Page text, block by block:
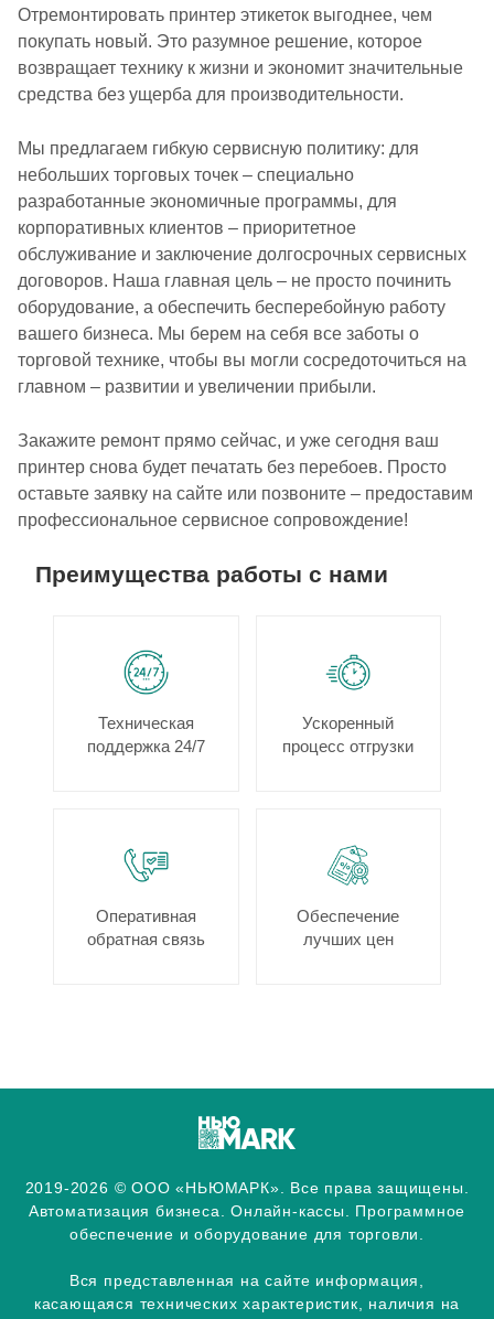
Отремонтировать принтер этикеток выгоднее, чем
покупать новый. Это разумное решение, которое
возвращает технику к жизни и экономит значительные
средства без ущерба для производительности.
Мы предлагаем гибкую сервисную политику: для
небольших торговых точек – специально
разработанные экономичные программы, для
корпоративных клиентов – приоритетное
обслуживание и заключение долгосрочных сервисных
договоров. Наша главная цель – не просто починить
оборудование, а обеспечить бесперебойную работу
вашего бизнеса. Мы берем на себя все заботы о
торговой технике, чтобы вы могли сосредоточиться на
главном – развитии и увеличении прибыли.
Закажите ремонт прямо сейчас, и уже сегодня ваш
принтер снова будет печатать без перебоев. Просто
оставьте заявку на сайте или позвоните – предоставим
профессиональное сервисное сопровождение!
Преимущества работы с нами
Техническая
поддержка 24/7
Ускоренный
процесс отгрузки
Оперативная
обратная связь
Обеспечение
лучших цен
2019-2026 © ООО «НЬЮМАРК». Все права защищены.
Автоматизация бизнеса. Онлайн-кассы. Программное
обеспечение и оборудование для торговли.
Вся представленная на сайте информация,
касающаяся технических характеристик, наличия на